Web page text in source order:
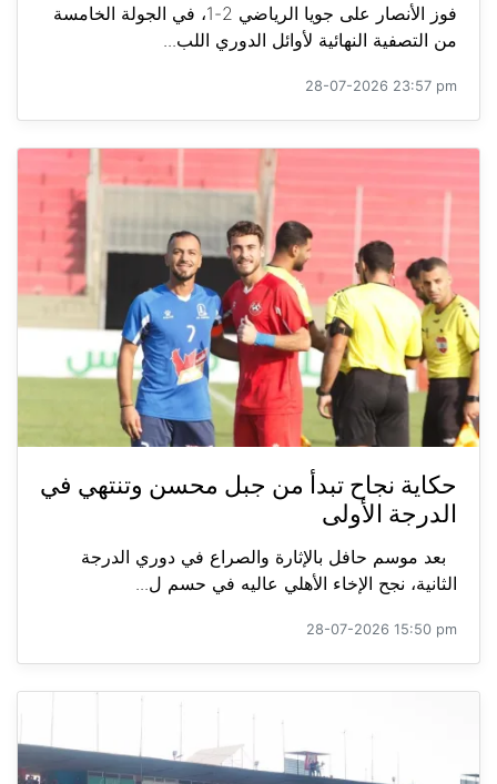
فوز الأنصار على جويا الرياضي 2-1، في الجولة الخامسة
من التصفية النهائية لأوائل الدوري اللب...
28-07-2026 23:57 pm
حكاية نجاح تبدأ من جبل محسن وتنتهي في
الدرجة الأولى
بعد موسم حافل بالإثارة والصراع في دوري الدرجة
الثانية، نجح الإخاء الأهلي عاليه في حسم ل...
28-07-2026 15:50 pm